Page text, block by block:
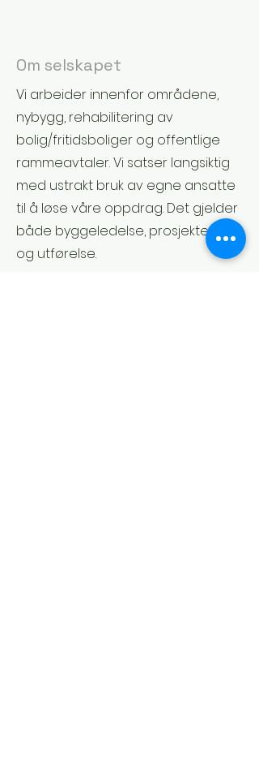
Om selskapet
Vi arbeider innenfor områdene,
nybygg, rehabilitering av
bolig/fritidsboliger og offentlige
rammeavtaler. Vi satser langsiktig
med ustrakt bruk av egne ansatte
til å løse våre oppdrag. Det gjelder
både byggeledelse, prosjektering
og utførelse.